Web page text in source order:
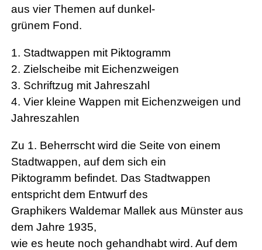
aus vier Themen auf dunkel-
grünem Fond.
1. Stadtwappen mit Piktogramm
2. Zielscheibe mit Eichenzweigen
3. Schriftzug mit Jahreszahl
4. Vier kleine Wappen mit Eichenzweigen und
Jahreszahlen
Zu 1. Beherrscht wird die Seite von einem
Stadtwappen, auf dem sich ein
Piktogramm befindet. Das Stadtwappen
entspricht dem Entwurf des
Graphikers Waldemar Mallek aus Münster aus
dem Jahre 1935,
wie es heute noch gehandhabt wird. Auf dem